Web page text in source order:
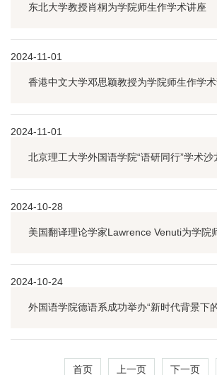
东北大学教授肖桐为学院师生作学术讲座
2024-11-01
香港中文大学邓思颖教授为学院师生作学
2024-11-01
2024-10-28
美国翻译理论学家Lawrence Venuti为学院
2024-10-24
首页 上一页 下一页